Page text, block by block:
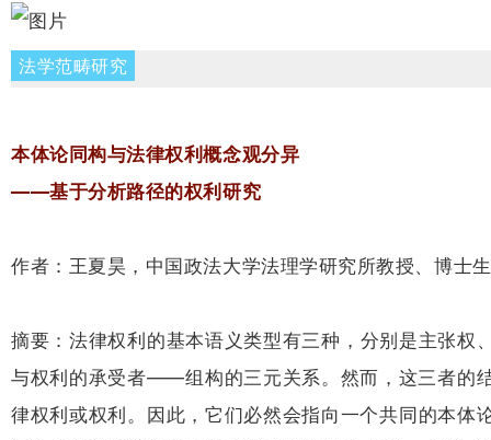
法学范畴研究
本体论同构与法律权利概念观分异
——基于分析路径的权利研究
作者：王夏昊，中国政法大学法理学研究所教授、博士
摘要：法律权利的基本语义类型有三种，分别是主张
与权利的承受者——组构的三元关系。然而，这三者的
律权利或权利。因此，它们必然会指向一个共同的本